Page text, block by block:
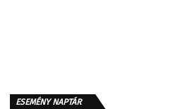
ESEMÉNY NAPTÁR